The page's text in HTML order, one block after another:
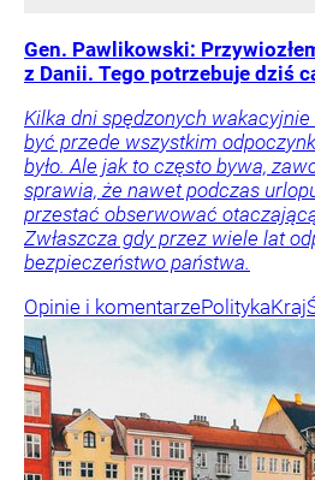
Gen. Pawlikowski:
z Danii. Tego potrzebuje dziś
Kilka dni spędzonych wakacyjnie
być przede wszystkim
było. Ale jak to często bywa,
sprawia, że nawet podczas
przestać obserwować
Zwłaszcza gdy przez wiele lat
bezpieczeństwo państwa.
Opinie i komentarzePolitykaKraj